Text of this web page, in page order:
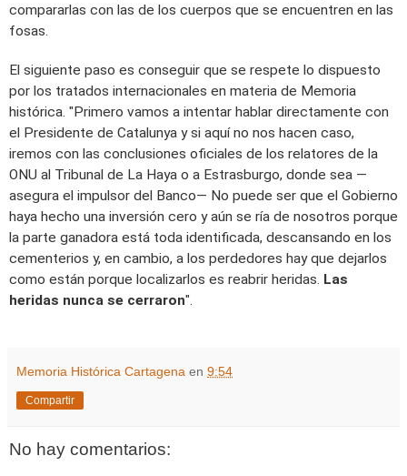
compararlas con las de los cuerpos que se encuentren en las
fosas.
El siguiente paso es conseguir que se respete lo dispuesto
por los tratados internacionales en materia de Memoria
histórica. "Primero vamos a intentar hablar directamente con
el Presidente de Catalunya y si aquí no nos hacen caso,
iremos con las conclusiones oficiales de los relatores de la
ONU al Tribunal de La Haya o a Estrasburgo, donde sea —
asegura el impulsor del Banco— No puede ser que el Gobierno
haya hecho una inversión cero y aún se ría de nosotros porque
la parte ganadora está toda identificada, descansando en los
cementerios y, en cambio, a los perdedores hay que dejarlos
como están porque localizarlos es reabrir heridas. Las
heridas nunca se cerraron".
Memoria Histórica Cartagena en 9:54
Compartir
No hay comentarios: